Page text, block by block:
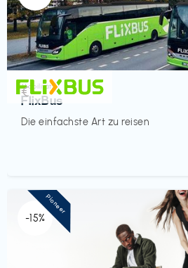
Mobilität
FlixBus
Die einfachste Art zu reisen
€‎
-15%
Pioneer